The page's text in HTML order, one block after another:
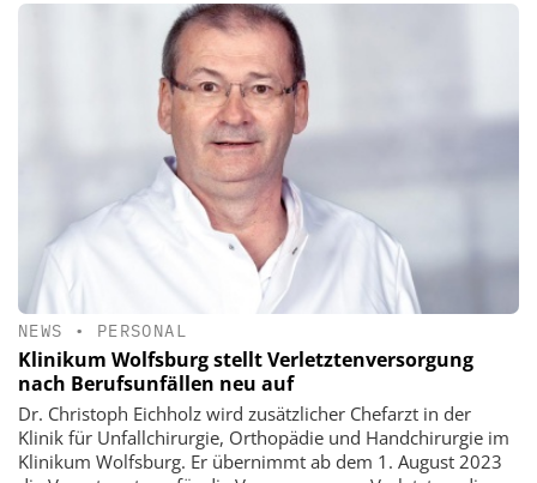
NEWS • PERSONAL
Klinikum Wolfsburg stellt Verletztenversorgung
nach Berufsunfällen neu auf
Dr. Christoph Eichholz wird zusätzlicher Chefarzt in der
Klinik für Unfallchirurgie, Orthopädie und Handchirurgie im
Klinikum Wolfsburg. Er übernimmt ab dem 1. August 2023